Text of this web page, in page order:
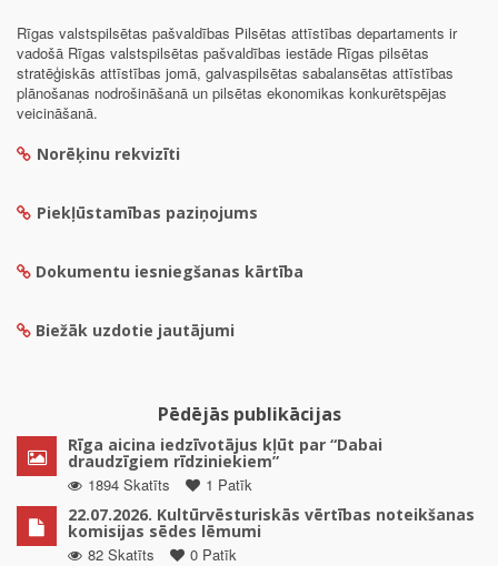
Rīgas valstspilsētas pašvaldības Pilsētas attīstības departaments ir
vadošā Rīgas valstspilsētas pašvaldības iestāde Rīgas pilsētas
stratēģiskās attīstības jomā, galvaspilsētas sabalansētas attīstības
plānošanas nodrošināšanā un pilsētas ekonomikas konkurētspējas
veicināšanā.
Norēķinu rekvizīti
Piekļūstamības paziņojums
Dokumentu iesniegšanas kārtība
Biežāk uzdotie jautājumi
Pēdējās publikācijas
Rīga aicina iedzīvotājus kļūt par “Dabai
draudzīgiem rīdziniekiem”
1894 Skatīts
1 Patīk
22.07.2026. Kultūrvēsturiskās vērtības noteikšanas
komisijas sēdes lēmumi
82 Skatīts
0 Patīk